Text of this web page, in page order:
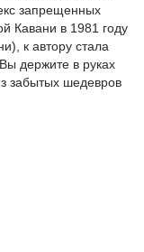
запрещенных
Кавани в 1981 году
к автору стала
держите в руках
забытых шедевров